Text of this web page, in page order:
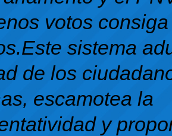
votos
sistema
de los
escamotea la
y